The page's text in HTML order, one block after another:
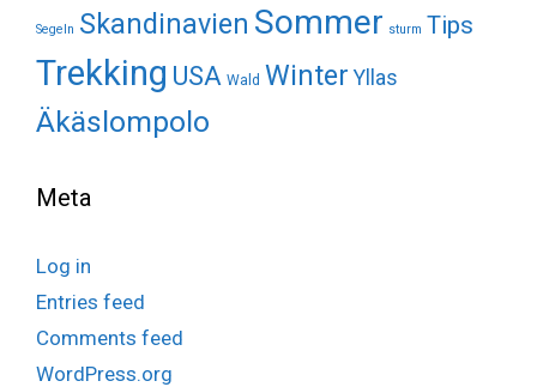
Segeln Skandinavien Sommer sturm Tips
Trekking USA Wald Winter Yllas
Äkäslompolo
Meta
Log in
Entries feed
Comments feed
WordPress.org